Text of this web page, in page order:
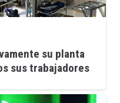
su planta
sus trabajadores